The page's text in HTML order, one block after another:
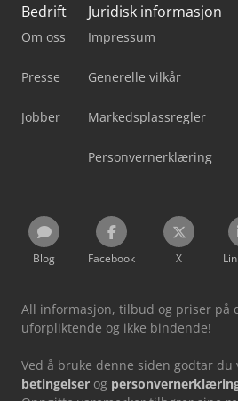
Bedrift
Om oss
Presse
Jobber
Juridisk informasjon
Impressum
Generelle vilkår
Markedsplassregler
Personvernerklæring
Blog Facebook X
All informasjon, tilbud og priser på
uforpliktende og ikke bindende!
Ved å bruke denne siden godtar du
betingelser og